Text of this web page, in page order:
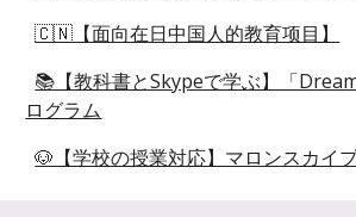
🇨🇳【面向在日中国人的教育项目】
📚【教科書とSkypeで学ぶ】「
ログラム
🐶【学校の授業対応】マロンスカイ